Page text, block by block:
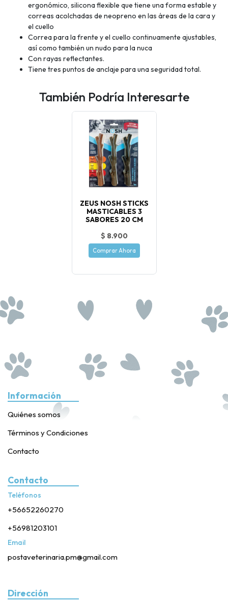
ergonómico, silicona flexible que tiene una forma estable y
correas acolchadas de neopreno en las áreas de la cara y
el cuello
Correa para la frente y el cuello continuamente ajustables,
así como también un nudo para la nuca
Con rayas reflectantes.
Tiene tres puntos de anclaje para una seguridad total.
También Podría Interesarte
ZEUS NOSH STICKS
MASTICABLES 3
SABORES 20 CM
$ 8.900
Comprar Ahora
Información
Quiénes somos
Términos y Condiciones
Contacto
Contacto
Teléfonos
+56652260270
+56981203101
Email
postaveterinaria.pm@gmail.com
Dirección